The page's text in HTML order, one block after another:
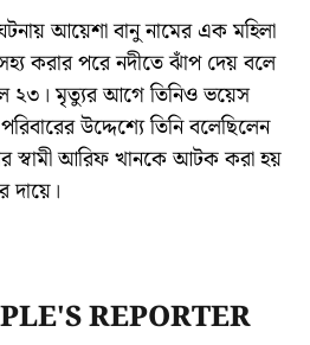
আয়েশা বানু নামের এক মহিলা
করার পরে নদীতে ঝাঁপ দেয় বলে
২৩। মৃত্যুর আগে তিনিও ভয়েস
উদ্দেশ্যে তিনি বলেছিলেন
স্বামী আরিফ খানকে আটক করা হয়
দায়ে।
REPORTER